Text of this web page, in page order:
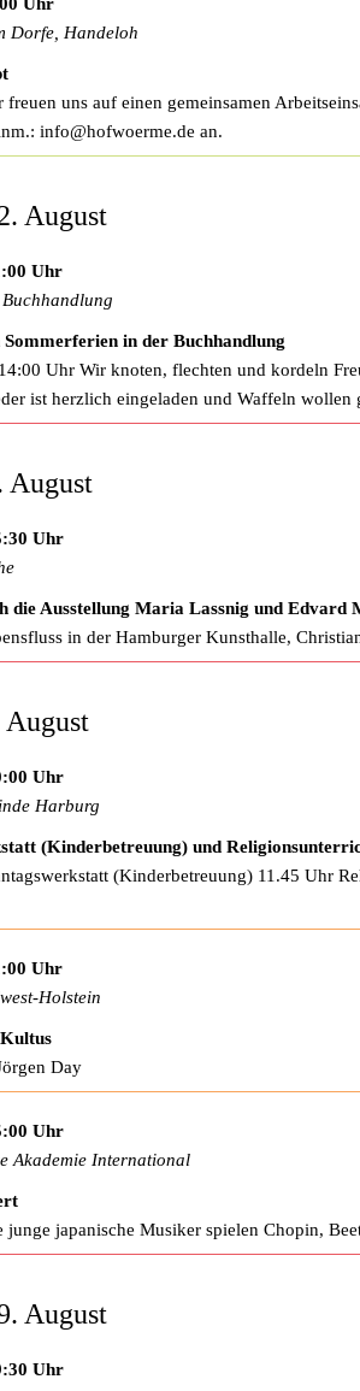
Dorfe, Handeloh
uns auf einen gemeinsamen
info@hofwoerme.de an.
August
Uhr
Sommerferien in der Buchhandlung
Uhr Wir knoten, flechten und kordeln
ist herzlich eingeladen und Waffeln wollen
August
Uhr
die Ausstellung Maria Lassnig und Edvard
in der Hamburger Kunsthalle,
August
Uhr
Harburg
(Kinderbetreuung) und
(Kinderbetreuung) 11.45 Uhr
Uhr
Holstein
Day
Uhr
Akademie International
junge japanische Musiker spielen Chopin,
August
Uhr